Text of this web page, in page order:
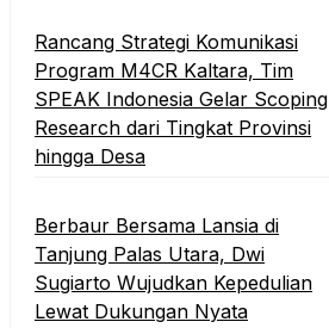
Rancang Strategi Komunikasi
Program M4CR Kaltara, Tim
SPEAK Indonesia Gelar Scoping
Research dari Tingkat Provinsi
hingga Desa
Berbaur Bersama Lansia di
Tanjung Palas Utara, Dwi
Sugiarto Wujudkan Kepedulian
Lewat Dukungan Nyata